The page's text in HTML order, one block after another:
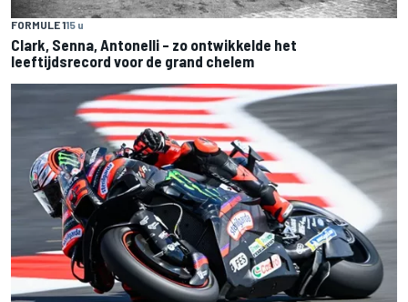
FORMULE 115 u
Clark, Senna, Antonelli – zo ontwikkelde het
leeftijdsrecord voor de grand chelem